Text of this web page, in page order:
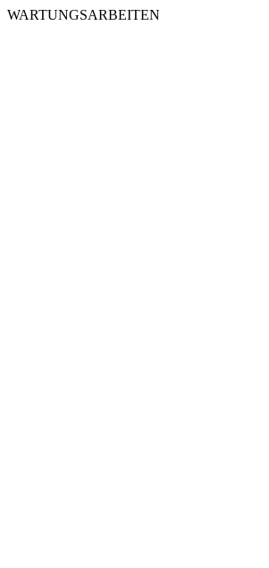
WARTUNGSARBEITEN